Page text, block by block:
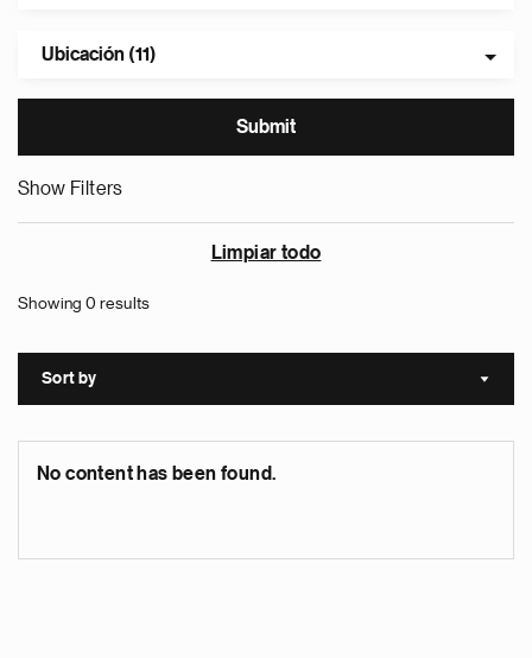
Ubicación (11)
Show Filters
Limpiar todo
Showing 0 results
Sort by Sort
No content has been found.